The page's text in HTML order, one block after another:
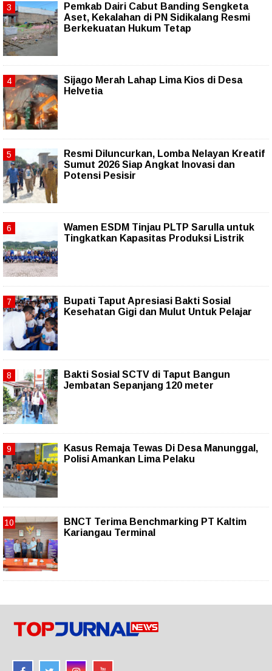
Pemkab Dairi Cabut Banding Sengketa
Aset, Kekalahan di PN Sidikalang Resmi
Berkekuatan Hukum Tetap
Sijago Merah Lahap Lima Kios di Desa
Helvetia
Resmi Diluncurkan, Lomba Nelayan Kreatif
Sumut 2026 Siap Angkat Inovasi dan
Potensi Pesisir
Wamen ESDM Tinjau PLTP Sarulla untuk
Tingkatkan Kapasitas Produksi Listrik
Bupati Taput Apresiasi Bakti Sosial
Kesehatan Gigi dan Mulut Untuk Pelajar
Bakti Sosial SCTV di Taput Bangun
Jembatan Sepanjang 120 meter
Kasus Remaja Tewas Di Desa Manunggal,
Polisi Amankan Lima Pelaku
BNCT Terima Benchmarking PT Kaltim
Kariangau Terminal